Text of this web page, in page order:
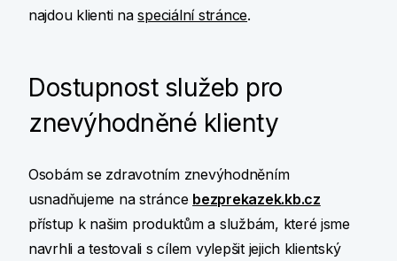
najdou klienti naspeciální stránce.
Dostupnost služeb pro
znevýhodněné klienty
Osobám se zdravotním znevýhodněním
usnadňujeme na stránce bezprekazek.kb.cz
přístup k našim produktům a službám, které jsme
navrhli a testovali s cílem vylepšit jejich klientský